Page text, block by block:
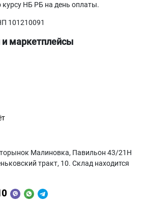
курсу НБ РБ на день оплаты.
101210091
маркетплейсы
Малиновка, Павильон 43/21Н
тракт, 10. Склад находится